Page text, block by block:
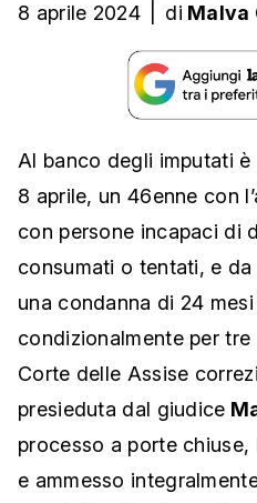
8 aprile 2024 di Malva
Al banco degli imputati
8 aprile, un 46enne con
con persone incapaci di
consumati o tentati, e
una condanna di 24
condizionalmente per tre
Corte delle Assise
presieduta dal giudice
processo a porte chiuse,
e ammesso